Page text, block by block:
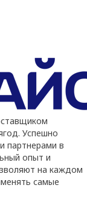
Успешно
партнерами в
опыт и
на каждом
самые